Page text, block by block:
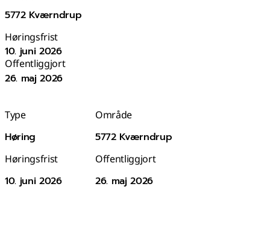
5772 Kværndrup
Høringsfrist
10. juni 2026
Offentliggjort
26. maj 2026
Type
Høring
Område
5772 Kværndrup
Høringsfrist
10. juni 2026
Offentliggjort
26. maj 2026